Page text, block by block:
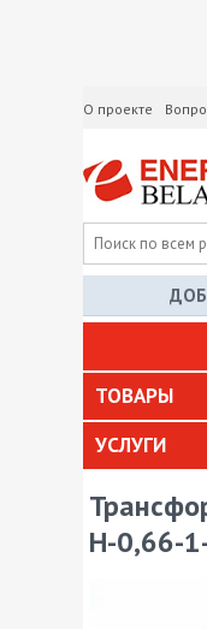
О проекте
ТОВАРЫ
УСЛУГИ
Н-0,66-